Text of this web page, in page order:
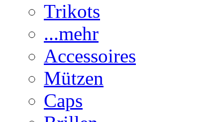
Trikots
...mehr
Accessoires
Mützen
Caps